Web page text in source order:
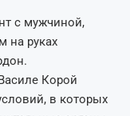
с мужчиной,
на руках
Корой
в которых